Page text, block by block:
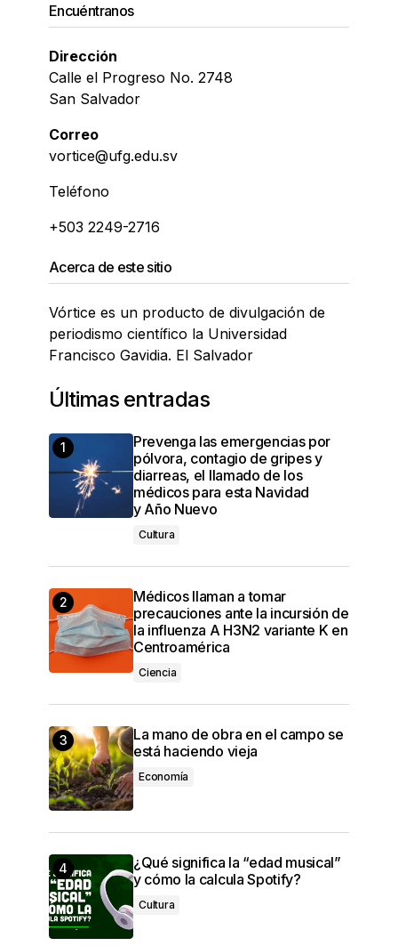
Encuéntranos
Dirección
Calle el Progreso No. 2748
San Salvador
Correo
vortice@ufg.edu.sv
Teléfono
+503 2249-2716
Acerca de este sitio
Vórtice es un producto de divulgación de
periodismo científico la Universidad
Francisco Gavidia. El Salvador
Últimas entradas
Prevenga las emergencias por
pólvora, contagio de gripes y
diarreas, el llamado de los
médicos para esta Navidad
y Año Nuevo
Cultura
Médicos llaman a tomar
precauciones ante la incursión de
la influenza A H3N2 variante K en
Centroamérica
Ciencia
La mano de obra en el campo se
está haciendo vieja
Economía
¿Qué significa la “edad musical”
y cómo la calcula Spotify?
Cultura